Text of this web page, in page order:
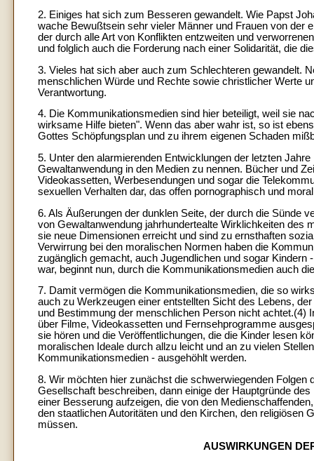
2. Einiges hat sich zum Besseren gewandelt. Wie Papst
wache Bewußtsein sehr vieler Männer und Frauen von der
der durch alle Art von Konflikten entzweiten und
und folglich auch die Forderung nach einer Solidarität, die
3. Vieles hat sich aber auch zum Schlechteren gewandelt.
menschlichen Würde und Rechte sowie christlicher Werte
Verantwortung.
4. Die Kommunikationsmedien sind hier beteiligt, weil sie
wirksame Hilfe bieten". Wenn das aber wahr ist, so ist
Gottes Schöpfungsplan und zu ihrem eigenen Schaden
5. Unter den alarmierenden Entwicklungen der letzten
Gewaltanwendung in den Medien zu nennen. Bücher und
Videokassetten, Werbesendungen und sogar die
sexuellen Verhalten dar, das offen pornographisch und
6. Als Äußerungen der dunklen Seite, der durch die Sünde
von Gewaltanwendung jahrhundertealte Wirklichkeiten des
sie neue Dimensionen erreicht und sind zu ernsthaften
Verwirrung bei den moralischen Normen haben die
zugänglich gemacht, auch Jugendlichen und sogar
war, beginnt nun, durch die Kommunikationsmedien auch
7. Damit vermögen die Kommunikationsmedien, die so
auch zu Werkzeugen einer entstellten Sicht des Lebens,
und Bestimmung der menschlichen Person nicht achtet.(4)
über Filme, Videokassetten und Fernsehprogramme
sie hören und die Veröffentlichungen, die die Kinder lesen
moralischen Ideale durch allzu leicht und an zu vielen
Kommunikationsmedien - ausgehöhlt werden.
8. Wir möchten hier zunächst die schwerwiegenden Folgen
Gesellschaft beschreiben, dann einige der Hauptgründe
einer Besserung aufzeigen, die von den
den staatlichen Autoritäten und den Kirchen, den
müssen.
AUSWIRKUNGEN